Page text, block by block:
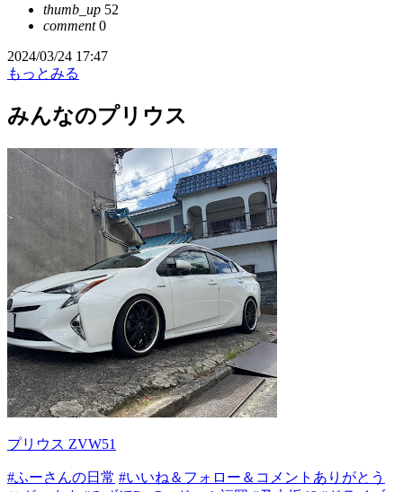
thumb_up 52
comment0
2024/03/24 17:47
もっとみる
みんなのプリウス
プリウス ZVW51
#ふーさんの日常 #いいね＆フォロー＆コメントありがとう